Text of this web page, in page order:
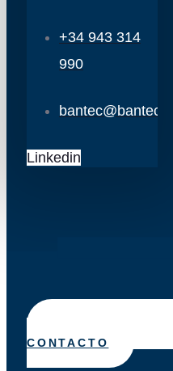
+34 943 314
990
bantec@bantec.es
Linkedin
CONTACTO